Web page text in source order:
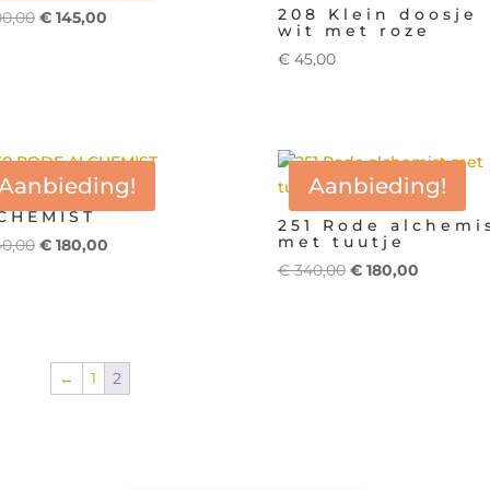
Oorspronkelijke
€145,00Huidige
208 Klein doosje
wit met roze
€45,00
RODE
Oorspronkelijke
€180,00Huidige
Aanbieding!
251 Rode
met tuutje
€340,00 Oorspronkelijke
€180,00Huidige
←
1 2